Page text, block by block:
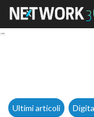
Ultimi articoli